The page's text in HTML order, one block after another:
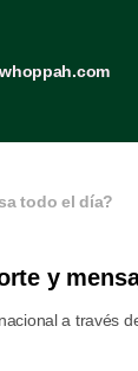
whoppah.com
todo el día?
y
a través